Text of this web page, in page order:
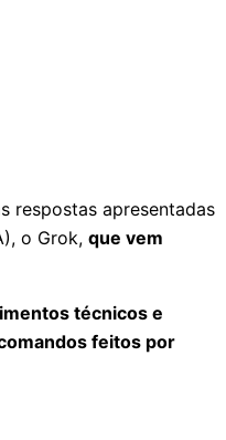
respostas apresentadas
o Grok, que vem
técnicos e
feitos por